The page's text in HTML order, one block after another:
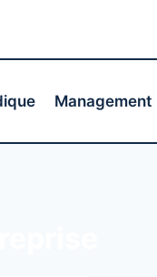
Management